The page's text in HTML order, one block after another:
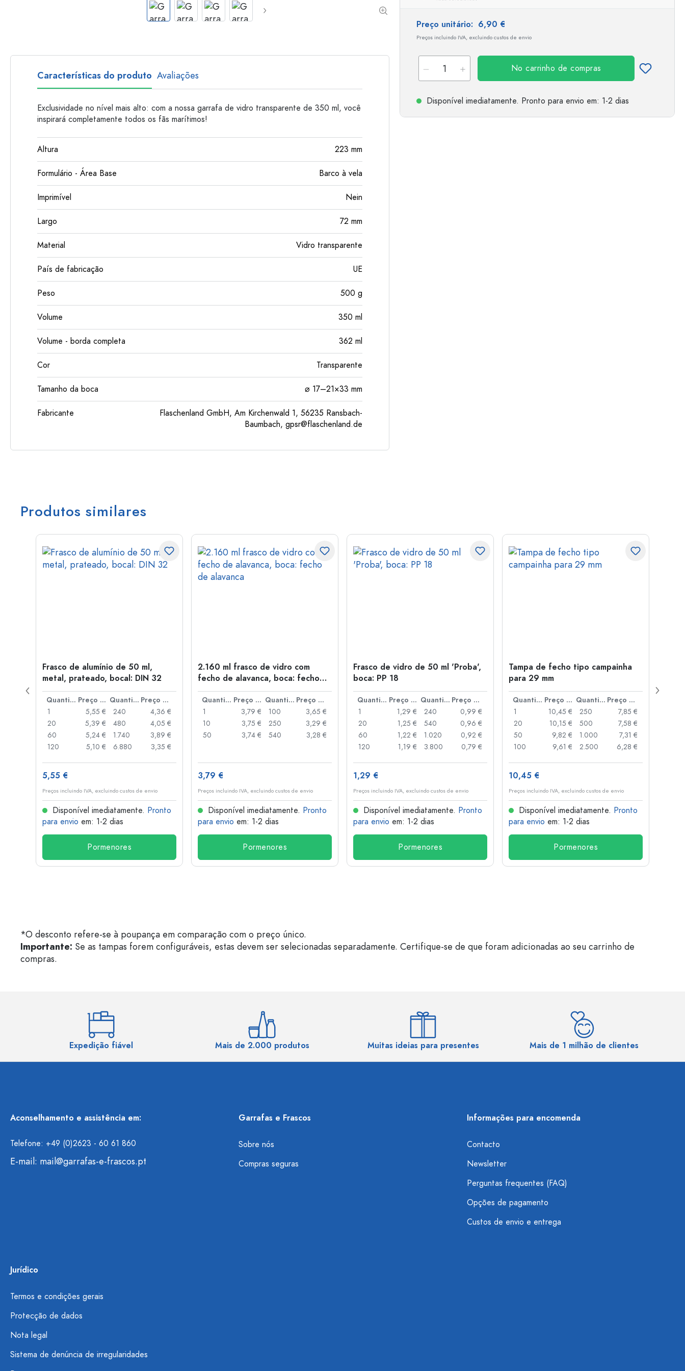
Garrafas de plastico
Preço unitário: 6,90 €
Preços incluindo IVA, excluindo custos de envio
No carrinho de compras
Disponível imediatamente. Pronto para envio em: 1-2 dias
Características do produto Avaliações
Exclusividade no nível mais alto: com a nossa garrafa de vidro transparente de 350 ml, você
inspirará completamente todos os fãs marítimos!
Altura 223 mm
Formulário - Área Base Barco à vela
Imprimível Nein
Largo 72 mm
Material Vidro transparente
País de fabricação UE
Peso 500 g
Volume 350 ml
Volume - borda completa 362 ml
Cor Transparente
Tamanho da boca ⌀ 17–21×33 mm
Fabricante
Flaschenland GmbH, Am Kirchenwald 1, 56235 Ransbach-
Baumbach, gpsr@flaschenland.de
Produtos similares
Frasco de alumínio de 50 ml,
metal, prateado, bocal: DIN 32
Quantidade Preço por peça Quantidade
Preço por peça
1
5,55 €
20
5,39 €
60
5,24 €
120
5,10 €
240
4,36 €
480
4,05 €
1.740
3,89 €
6.880
3,35 €
5,55 €
Preços incluindo IVA, excluindo custos de envio
Disponível imediatamente. Pronto
para envio em: 1-2 dias
Pormenores
2.160 ml frasco de vidro com
fecho de alavanca, boca: fecho
de alavanca
Quantidade Preço por peça Quantidade
Preço por peça
1
3,79 €
10
3,75 €
50
3,74 €
100
3,65 €
250
3,29 €
540
3,28 €
3,79 €
Preços incluindo IVA, excluindo custos de envio
Disponível imediatamente. Pronto
para envio em: 1-2 dias
Pormenores
Frasco de vidro de 50 ml 'Proba',
boca: PP 18
Quantidade Preço por peça Quantidade
Preço por peça
1
1,29 €
20
1,25 €
60
1,22 €
120
1,19 €
240
0,99 €
540
0,96 €
1.020
0,92 €
3.800
0,79 €
1,29 €
Preços incluindo IVA, excluindo custos de envio
Disponível imediatamente. Pronto
para envio em: 1-2 dias
Pormenores
Tampa de fecho tipo campainha
para 29 mm
Quantidade Preço por peça Quantidade
Preço por peça
1
10,45 €
20
10,15 €
50
9,82 €
100
9,61 €
250
7,85 €
500
7,58 €
1.000
7,31 €
2.500
6,28 €
10,45 €
Preços incluindo IVA, excluindo custos de envio
Disponível imediatamente. Pronto
para envio em: 1-2 dias
Pormenores
*O desconto refere-se à poupança em comparação com o preço único.
Importante: Se as tampas forem configuráveis, estas devem ser selecionadas separadamente. Certifique-se de que foram adicionadas ao seu carrinho de
compras.
Expedição fiável Mais de 2.000 produtos Muitas ideias para presentes Mais de 1 milhão de clientes
Aconselhamento e assistência em:
Telefone: +49 (0)2623 - 60 61 860
E-mail: mail@garrafas-e-frascos.pt
Garrafas e Frascos
Sobre nós
Compras seguras
Informações para encomenda
Contacto
Newsletter
Perguntas frequentes (FAQ)
Opções de pagamento
Custos de envio e entrega
Jurídico
Termos e condições gerais
Protecção de dados
Nota legal
Sistema de denúncia de irregularidades